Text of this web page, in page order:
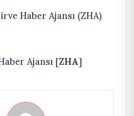
Haber Ajansı (ZHA)
Ajansı [ZHA]